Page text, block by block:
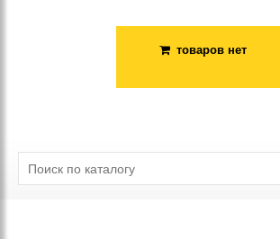
товаров нет